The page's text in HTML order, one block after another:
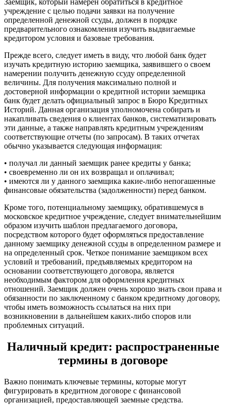
Заемщик, который намерен обратиться в кредитное
учреждение с целью подачи заявки на получение
определенной денежной ссуды, должен в порядке
предварительного ознакомления изучить выдвигаемые
кредитором условия и базовые требования.
Прежде всего, следует иметь в виду, что любой банк будет
изучать кредитную историю заемщика, заявившего о своем
намерении получить денежную ссуду определенной
величины. Для получения максимально полной и
достоверной информации о кредитной истории заемщика
банк будет делать официальный запрос в Бюро Кредитных
Историй. Данная организация уполномочена собирать и
накапливать сведения о клиентах банков, систематизировать
эти данные, а также направлять кредитным учреждениям
соответствующие отчеты (по запросам). В таких отчетах
обычно указывается следующая информация:
• получал ли данный заемщик ранее кредиты у банка;
• своевременно ли он их возвращал и оплачивал;
• имеются ли у данного заемщика какие-либо непогашенные
финансовые обязательства (задолженности) перед банком.
Кроме того, потенциальному заемщику, обратившемуся в
московское кредитное учреждение, следует внимательнейшим
образом изучить шаблон предлагаемого договора,
посредством которого будет оформляться предоставление
данному заемщику денежной ссуды в определенном размере и
на определенный срок. Четкое понимание заемщиком всех
условий и требований, предъявляемых кредитором на
основании соответствующего договора, является
необходимым фактором для оформления кредитных
отношений. Заемщик должен очень хорошо знать свои права и
обязанности по заключенному с банком кредитному договору,
чтобы иметь возможность ссылаться на них при
возникновении в дальнейшем каких-либо споров или
проблемных ситуаций.
Наличный кредит: распространенные
термины в договоре
Важно понимать ключевые термины, которые могут
фигурировать в кредитном договоре с финансовой
организацией, предоставляющей заемные средства.